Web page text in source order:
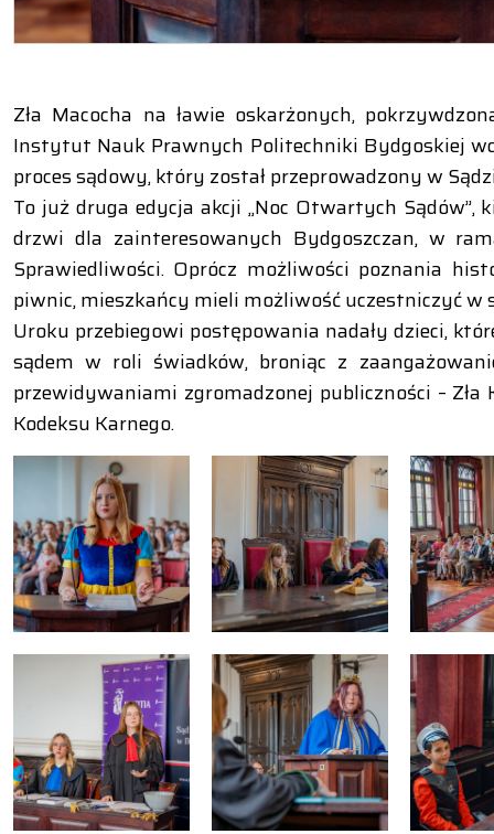
Zła Macocha na ławie oskarżonych,
Instytut Nauk Prawnych Politechniki Bydgoskiej
proces sądowy, który został przeprowadzony w
To już druga edycja akcji „Noc Otwartych
drzwi dla zainteresowanych Bydgoszczan, w
Sprawiedliwości. Oprócz możliwości poznania
piwnic, mieszkańcy mieli możliwość uczestniczyć
Uroku przebiegowi postępowania nadały dzieci,
sądem w roli świadków, broniąc z
przewidywaniami zgromadzonej publiczności –
Kodeksu Karnego.